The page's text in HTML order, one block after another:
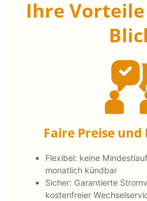
Ihre
Faire Preise
Flexibel: keine
monatlich kündbar
Sicher: Garantierte
kostenfreier